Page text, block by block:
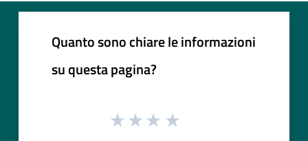
Quanto sono chiare le informazioni
su questa pagina?